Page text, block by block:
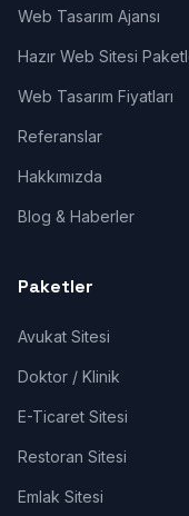
Web Tasarım Ajansı
Hazır Web Sitesi
Web Tasarım Fiyatları
Referanslar
Hakkımızda
Blog & Haberler
Paketler
Avukat Sitesi
Doktor / Klinik
E-Ticaret Sitesi
Restoran Sitesi
Emlak Sitesi